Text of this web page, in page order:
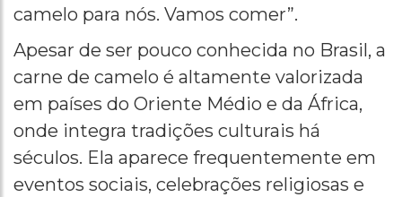
camelo para nós. Vamos comer”.
Apesar de ser pouco conhecida no Brasil, a
carne de camelo é altamente valorizada
em países do Oriente Médio e da África,
onde integra tradições culturais há
séculos. Ela aparece frequentemente em
eventos sociais, celebrações religiosas e